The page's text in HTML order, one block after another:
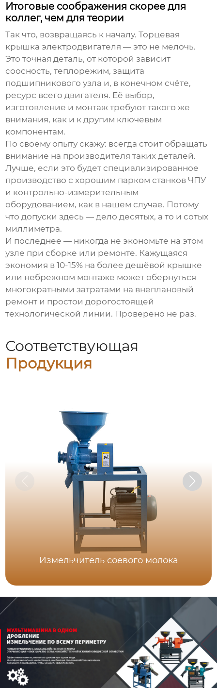
Итоговые соображения скорее для
коллег, чем для теории
Так что, возвращаясь к началу.Торцевая
крышка электродвигателя — это не мелочь.
Это точная деталь, от которой зависит
соосность, теплорежим, защита
подшипникового узла и, в конечном счёте,
ресурс всего двигателя. Её выбор,
изготовление и монтаж требуют такого же
внимания, как и к другим ключевым
компонентам.
По своему опыту скажу: всегда стоит обращать
внимание на производителя таких деталей.
Лучше, если это будет специализированное
производство с хорошим парком станков ЧПУ
и контрольно-измерительным
оборудованием, как в нашем случае. Потому
что допуски здесь — дело десятых, а то и сотых
миллиметра.
И последнее — никогда не экономьте на этом
узле при сборке или ремонте. Кажущаяся
экономия в 10-15% на более дешёвой крышке
или небрежном монтаже может обернуться
многократными затратами на внеплановый
ремонт и простои дорогостоящей
технологической линии. Проверено не раз.
Соответствующая
Продукция
Измельчитель соевого молока